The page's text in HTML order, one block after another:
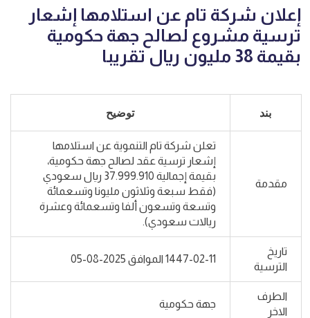
إعلان شركة تام عن استلامها إشعار
ترسية مشروع لصالح جهة حكومية
بقيمة 38 مليون ريال تقريبا
بند توضيح
مقدمة
تعلن شركة تام التنموية عن استلامها
إشعار ترسية عقد لصالح جهة حكومية،
بقيمة إجمالية 37.999.910 ريال سعودي
(فقط سبعة وثلاثون مليونا وتسعمائة
وتسعة وتسعون ألفا وتسعمائة وعشرة
ريالات سعودي).
تاريخ
الترسية
1447-02-11 الموافق 2025-08-05
الطرف
الاخر
جهة حكومية